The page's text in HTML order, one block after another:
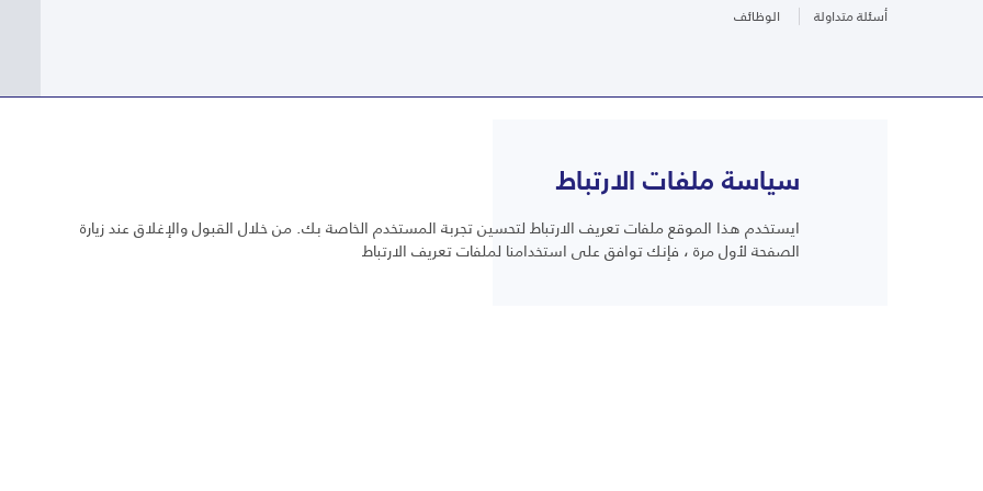
أسئلة متداولة الوظائف
أسئلة متداولة
سياسة ملفات الارتباط
ايستخدم هذا الموقع ملفات تعريف الارتباط لتحسين تجربة المستخدم الخاصة بك. من خلال القبول والإغلاق عند زيارة
الصفحة لأول مرة ، فإنك توافق على استخدامنا لملفات تعريف الارتباط